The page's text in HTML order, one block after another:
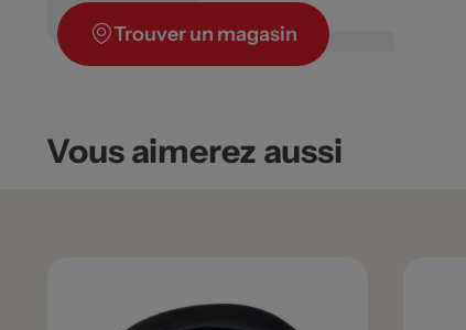
Trouver un magasin
Vous aimerez aussi